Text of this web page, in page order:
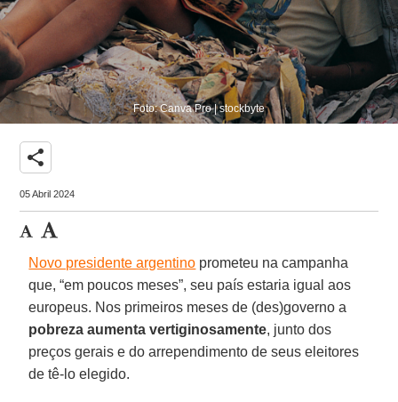
Foto: Canva Pro | stockbyte
share
05 Abril 2024
Novo presidente argentino prometeu na campanha
que, “em poucos meses”, seu país estaria igual aos
europeus. Nos primeiros meses de (des)governo a
pobreza aumenta vertiginosamente, junto dos
preços gerais e do arrependimento de seus eleitores
de tê-lo elegido.